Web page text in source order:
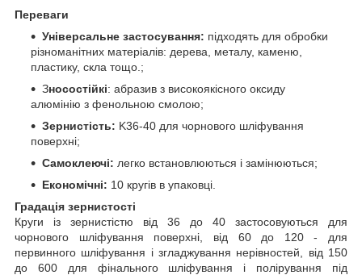
Переваги
Універсальне застосування: підходять для обробки
різноманітних матеріалів: дерева, металу, каменю,
пластику, скла тощо.;
Зносостійкі: абразив з високоякісного оксиду
алюмінію з фенольною смолою;
Зернистість: K36-40 для чорнового шліфування
поверхні;
Самоклеючі: легко встановлюються і замінюються;
Економічні: 10 кругів в упаковці.
Градація зернистості
Круги із зернистістю від 36 до 40 застосовуються для
чорнового шліфування поверхні, від 60 до 120 - для
первинного шліфування і згладжування нерівностей, від 150
до 600 для фінального шліфування і полірування під